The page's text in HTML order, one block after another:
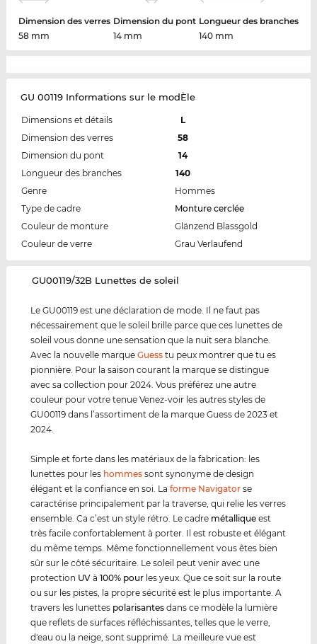
Dimension des verres
58 mm
Dimension du pont
14 mm
Longueur des branches
140 mm
GU 00119 Informations sur le modÈle
Dimensions et détails
L
Dimension des verres
58
Dimension du pont
14
Longueur des branches
140
Genre
Hommes
Type de cadre
Monture cerclée
Couleur de monture
Glänzend Blassgold
Couleur de verre
Grau Verlaufend
‌GU00119/32B Lunettes de soleil
Le GU00119 est une déclaration de mode. Il ne faut pas
nécessairement que le soleil brille parce que ces lunettes de
soleil vous donne une sensation que la nuit sera blanche.
Avec la nouvelle marqueGuess tu peux montrer que tu es
pionnière. Pour la saison courant la marque se distingue
avec sa collection pour 2024. Vous préférez une autre
couleur pour votre tenue Venez-voir les autres styles de
GU00119 dans l’assortiment de la marque Guess de 2023 et
2024.
Simple et forte dans les matériaux de la fabrication: les
lunettes pour les hommes sont synonyme de design
élégant et la confiance en soi. Laforme Navigator se
caractérise principalement par la traverse, qui relie les verres
ensemble. Ca c’est un style rétro. Le cadre métal lique est
très facile confortablement à porter. Il est robuste et élégant
du même temps. Même fonctionnellement vous êtes bien
sûr sur le côté sécuritaire. Le soleil peut venir avec une
protection UV à100% pour les yeux. Que ce soit sur la route
ou sur les pistes, la propre sécurité est le plus importante. A
travers les lunettes polarisantes dans ce modèle la lumière
que reflets de surfaces réfléchissantes, telles que le verre,
d'eau ou la neige, sont supprimé. La meilleure vue est